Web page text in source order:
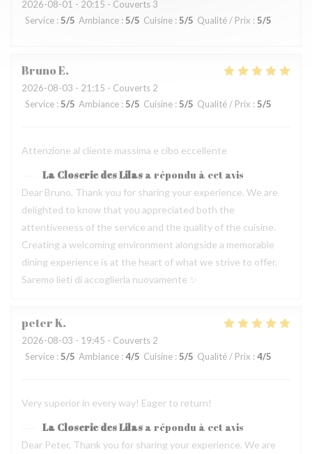
2026-08-01 - 20:15 - Couverts 3
Service : 5/5 Ambiance :5/5 Cuisine :5/5 Qualité / Prix : 5/5
BrunoE
2026-08-03 - 21:15 - Couverts 2
Service : 5/5 Ambiance : 5/5 Cuisine : 5/5 Qualité / Prix : 5/5
Attenzione al cliente massima e cibo eccellente
La Closerie des Lilas a répondu à cet avis
Dear Bruno, Thank you for sharing your experience. We are
delighted to know that you appreciated both the
attentiveness of the service and the quality of the cuisine.
Creating a welcoming environment alongside a memorable
dining experience is at the heart of what we strive to offer.
Saremo lieti di accoglierla nuovamente ✨
peterK
2026-08-03 - 19:45 - Couverts 2
Service : 5/5 Ambiance : 4/5 Cuisine : 5/5 Qualité / Prix : 4/5
Very superior in every way! Eager to return!
La Closerie des Lilas a répondu à cet avis
Dear Peter, Thank you for sharing your experience. We are